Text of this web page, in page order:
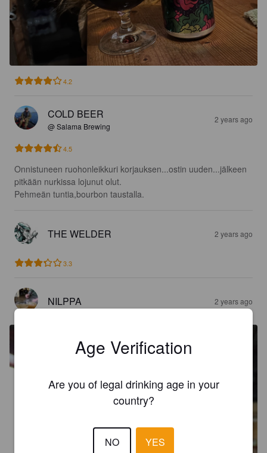
4.2
COLD BEER
@ Salama Brewing
2 years ago
4.5
Onnistuneen ruohonleikkuri korjauksen...ostin uuden...jälkeen
pitkään nurkissa lojunut olut.
Pehmeän tuntia,bourbon taustalla.
THE WELDER 2 years ago
3.3
NILPPA 2 years ago
Age Verification
Are you of legal drinking age in your
country?
NO YES